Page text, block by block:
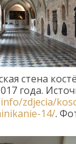
стена
года.
zdjecia/
14/.